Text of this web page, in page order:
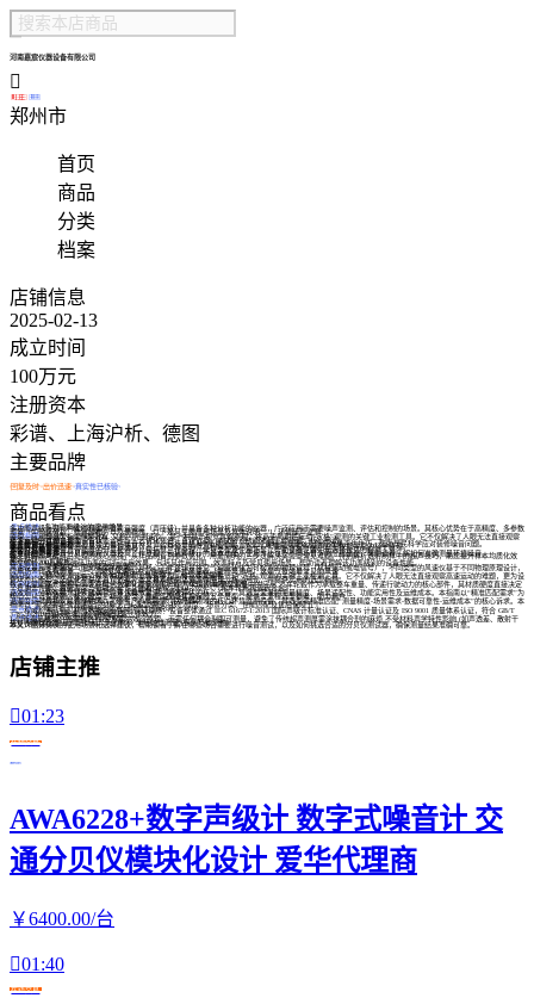
河南嘉宸仪器设备有限公司

1年
1年
郑州市
首页
商品
分类
档案
店铺信息
2025-02-13
成立时间
100万元
注册资本
彩谱、上海沪析、德图
主要品牌
回复及时 出价迅速 真实性已核验
商品看点
卖点描述 多功能声级计的应用场景
多功能声级计是一种能够精确测量声音强度（声压级）并具备多种分析功能的仪器，广泛应用于需要噪声监测、评估和控制的场景。其核心优势在于高精度、多参数
测量（如频谱分析、统计分布）以及便携性，以下是其主要应用场景及具体说明： 1. 环境噪声监测
选型指南 频闪仪——视觉暂留
原理、应用与选型指南 频闪仪，又称闪光测速仪，是一种基于视觉暂留原理，将高速周期性运动“定格”观测的关键工业检测工具。它不仅解决了人眼无法直接观察
高速运动的难题，更为设备状态诊断与工艺优化提供了直观依据。本文将系统阐述其工作原理、核心用途，
楼上电钻分贝测量指南
本文提供三种实用方法测量楼上电钻噪音分贝值，包括手机APP简易测量、专业设备精准测量以及隔音效果评估技巧，帮助居民科学应对装修噪音问题。
噪声检测仪单位揭秘
本文解析城市噪声检测仪显示的单位及其含义，解释分贝的概念和常见噪声水平，帮助读者理解噪声监测数据背后的科学原理。
揭秘分贝检测仪
本文介绍用于测量声音强度的分贝检测仪，包括其工作原理、常见类型及使用场景，帮助读者了解如何选择合适的检测工具。
声音分贝测量仪
本文介绍测量声音分贝的常用仪器及其工作原理，包括声级计的基本功能、使用方法以及不同场景下的应用建议，帮助读者了解如何准确测量环境噪音。
超声破碎三步走
本文拆解超声破碎后处理的核心流程，从样品制备到参数优化，用最简明的三步法解决实验室常见难题。特别解析透射制样中的超声技巧，助您提升样本均质化效
果。
超声破碎200瓦解析
本文解析200瓦超声破碎功率的实际应用效果，包括其作用范围、效率特点及常见使用场景，帮助读者理解该功率级别的设备性能。
6
应用案例 风速仪的工作原理及应用案例
风速仪是用于测量空气流动速度的仪器，其核心工作逻辑是将空气动能转化为可检测的物理信号（机械运动或电信号），不同类型的风速仪基于不同物理原理设计，
应用场景也各有侧重。 一、 常见风速仪的工作原理 杯式风速仪（最经典通用）这是气象站最常见的风速
 6
选型指南 频闪仪——运动视觉化的精密工具原理、应用与选型指南
频闪仪，又称闪光测速仪，是一种基于视觉暂留原理，将高速周期性运动“定格”观测的关键工业检测工具。它不仅解决了人眼无法直接观察高速运动的难题，更为设
备状态诊断与工艺优化提供了直观依据。本文将系统阐述其工作原理、核心用途，并提供实用的选型指导。
 5
应用案例 数字化赋能品质管控——硬度计在汽车轮毂HB硬度测量中的应用
数字化赋能品质管控——北京时代数字化里氏硬度计在汽车轮毂HB硬度测量中的应用 汽车轮毂作为承载整车重量、传递行驶动力的核心部件，其材质硬度直接决定
了抗冲击性能、疲劳寿命与行驶安全性。随着GB/T 23301-2024《汽车车轮用铸造铝合金》
6
选型指南 高效烟气分析仪选型指南（通用型+场景定制型）
高效烟气分析仪是燃烧系统调试、环保排放监测、能效评估的核心设备，其选型需兼顾测量精度、场景适配性、功能实用性及运维成本。本指南以“精准匹配需求”为
核心，从选型原则、核心维度、场景分类、性能匹配及售后保障五个层面，提供全流程选型参考，助力用户
 5
选型指南 温湿度记录分析仪选型指南（通用型+场景定制型）
温湿度记录分析仪是仓储物流、工业生产、实验室、医疗等领域的核心环境监测设备，其选型需精准匹配“测量精度-场景需求-数据可靠性-运维成本”的核心诉求。本
指南以“需求导向+合规适配”为核心，从选型原则、核心维度、场景分类、性能匹配及售后保障五个
 6
卖点描述 噪声振动分析仪核心卖点与场景价值说明
一、权威检测认证，精准数据安全保障 认证资质：设备整体通过 IEC 61672-1:2013 国际声级计标准认证、CNAS 计量认证及 ISO 9001 质量体系认证，符合 GB/T
3785.1-2010 国标要求，检测数据具备法律效力，
 6
卖点描述 霍尔效应测厚仪优势特点
1.创新测量原理，无需耦合剂 采用霍尔效应原理，无需任何耦合剂即可测量，避免了传统超声测厚需涂抹耦合剂的麻烦 不受材料声学特性影响 (如声透差、散射干
扰)，特别适合测量声阻抗差异大的材料 非接触式测量 (探头与被测物
分贝仪测试指南
本文介绍分贝仪的使用场景和选择建议，帮助读者了解在哪些场合需要进行噪音测试，以及如何挑选合适的分贝仪测试器，确保测量结果准确可靠。
店铺主推
01:23
在线交易
AWA6228+数字声级计 数字式噪音计 交
通分贝仪模块化设计 爱华代理商
￥6400.00/台
01:40
在线交易